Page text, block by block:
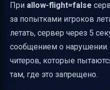
При allow-flight=false
за попытками игроков
летать, сервер через 5
сообщением о нарушении.
читеров, которые
там, где это запрещено.